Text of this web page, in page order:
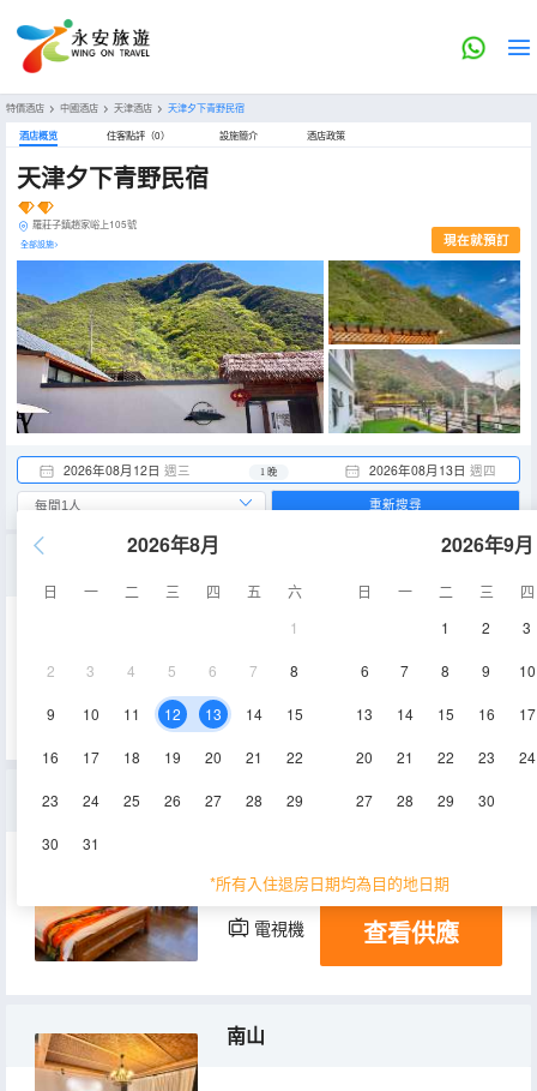
特價酒店 > 中國酒店 > 天津酒店 > 天津夕下青野民宿
酒店概览 住客點評（0） 設施簡介 酒店政策
天津夕下青野民宿
羅莊子鎮趙家峪上105號
全部設施> 現在就預訂
2026年08月12日 週三 2026年08月13日 週四
1 晚
2026年8月
日 一 二 三 四 五
六
1
2 3 4 5 6 7 8
9 10 11 12 13 14 15
16 17 18 19 20 21 22
23 24 25 26 27 28 29
30 31
2026年9月
日 一 二 三
四
1
2 3
6 7 8 9 10
13 14 15 16 17
20 21 22 23 24
27 28 29 30
*所有入住退房日期均為目的地日期
重新搜尋
300㎡ 空調
攬月
35㎡ 1層 空調
電視機 查看供應
南山